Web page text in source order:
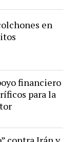
en
financiero
para la